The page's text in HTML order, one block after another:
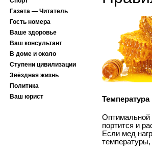
Температура
Оптимальной
портится и
Если мед
Газета — Читатель
Гость номера
Ваше здоровье
Ваш консультант
В доме и около
Ступени цивилизации
Звёздная жизнь
Политика
Ваш юрист